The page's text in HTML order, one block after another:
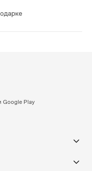
Google Play